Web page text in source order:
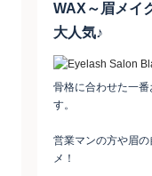
WAX～眉メイ
大人気♪
骨格に合わせた一
す。
営業マンの方や眉
メ！